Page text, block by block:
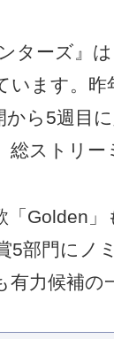
ターズ』
います。
から5週目
ストリー
「Golden
5部門にノ
力候補の